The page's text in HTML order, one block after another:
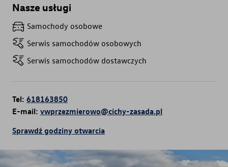
Nasze usługi
Samochody osobowe
Serwis samochodów osobowych
Serwis samochodów dostawczych
Tel: 618163850
E-mail: vwprzezmierowo@cichy-zasada.pl
Sprawdź godziny otwarcia